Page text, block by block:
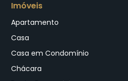
Imóveis
Apartamento
Casa
Casa em Condomínio
Chácara